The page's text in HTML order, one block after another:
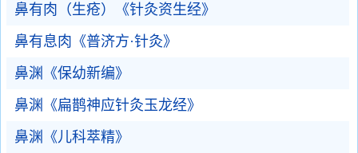
鼻有肉（生疮）《针灸资生经》
鼻有息肉《普济方·针灸》
鼻渊《保幼新编》
鼻渊《扁鹊神应针灸玉龙经》
鼻渊《儿科萃精》